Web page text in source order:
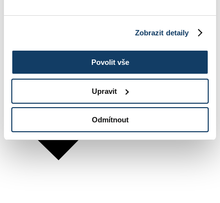
Zobrazit detaily
Povolit vše
Upravit
Odmítnout